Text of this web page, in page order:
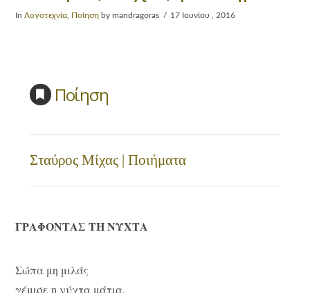
InΛογοτεχνία Ποίηση by mandragoras 17 Ιουνίου , 2016
Ποίηση
Σταύρος Μίχας | Ποιήματα
ΓΡΑΦΟΝΤΑΣ ΤΗ ΝΥΧΤΑ
Σώπα μη μιλάς
γέμισε η νύχτα μάτια.